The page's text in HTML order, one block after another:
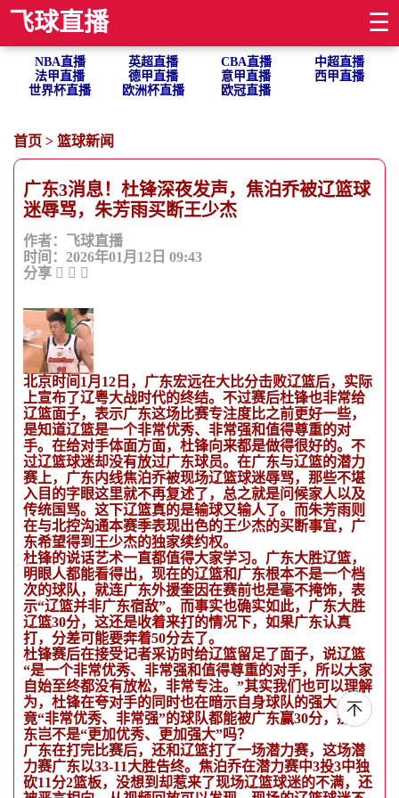
飞球直播 ☰
NBA直播 英超直播 CBA直播
中超直播
法甲直播
德甲直播 意甲直播
西甲直播
世界杯直播
欧洲杯直播 欧冠直播
首页 > 篮球新闻
广东3消息！杜锋深夜发声，焦泊乔被辽篮球
迷辱骂，朱芳雨买断王少杰
作者：飞球直播
时间：2026年01月12日 09:43
分享
北京时间1月12日，广东宏远在大比分击败辽篮后，实际
上宣布了辽粤大战时代的终结。不过赛后杜锋也非常给
辽篮面子，表示广东这场比赛专注度比之前更好一些，
是知道辽篮是一个非常优秀、非常强和值得尊重的对
手。在给对手体面方面，杜锋向来都是做得很好的。不
过辽篮球迷却没有放过广东球员。在广东与辽篮的潜力
赛上，广东内线焦泊乔被现场辽篮球迷辱骂，那些不堪
入目的字眼这里就不再复述了，总之就是问候家人以及
传统国骂。这下辽篮真的是输球又输人了。而朱芳雨则
在与北控沟通本赛季表现出色的王少杰的买断事宜，广
东希望得到王少杰的独家续约权。
杜锋的说话艺术一直都值得大家学习。广东大胜辽篮，
明眼人都能看得出，现在的辽篮和广东根本不是一个档
次的球队，就连广东外援奎因在赛前也是毫不掩饰，表
示“辽篮并非广东宿敌”。而事实也确实如此，广东大胜
辽篮30分，这还是收着来打的情况下，如果广东认真
打，分差可能要奔着50分去了。
杜锋赛后在接受记者采访时给辽篮留足了面子，说辽篮
“是一个非常优秀、非常强和值得尊重的对手，所以大家
自始至终都没有放松，非常专注。”其实我们也可以理解
为，杜锋在夸对手的同时也在暗示自身球队的强大。毕
竟“非常优秀、非常强”的球队都能被广东赢30分，那广
东岂不是“更加优秀、更加强大”吗？
广东在打完比赛后，还和辽篮打了一场潜力赛，这场潜
力赛广东以33-11大胜告终。焦泊乔在潜力赛中3投3中独
砍11分2篮板，没想到却惹来了现场辽篮球迷的不满，还